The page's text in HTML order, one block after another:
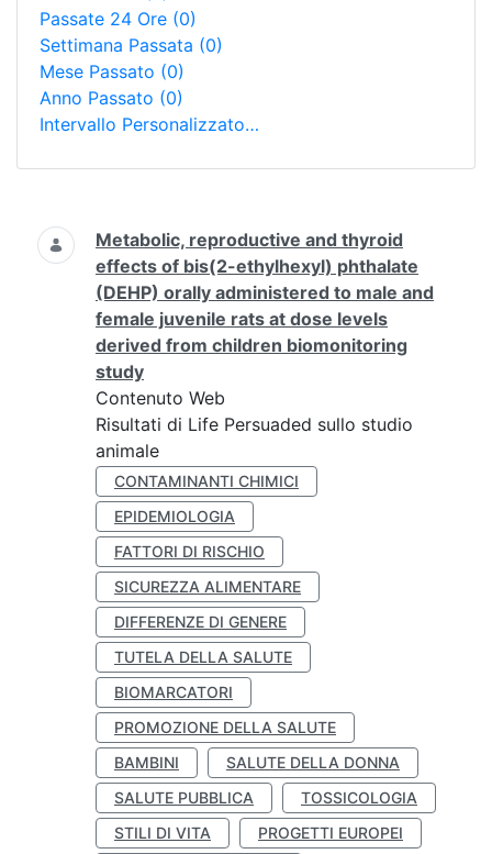
Passate 24 Ore (0)
Settimana Passata (0)
Mese Passato (0)
Anno Passato (0)
Intervallo Personalizzato…
Ricerca
Metabolic, reproductive and thyroid
effects of bis(2-ethylhexyl) phthalate
(DEHP) orally administered to male and
female juvenile rats at dose levels
derived from children biomonitoring
study
Contenuto Web
Risultati di Life Persuaded sullo studio
animale
CONTAMINANTI CHIMICI
EPIDEMIOLOGIA
FATTORI DI RISCHIO
SICUREZZA ALIMENTARE
DIFFERENZE DI GENERE
TUTELA DELLA SALUTE
BIOMARCATORI
PROMOZIONE DELLA SALUTE
BAMBINI
SALUTE DELLA DONNA
SALUTE PUBBLICA
TOSSICOLOGIA
STILI DI VITA
PROGETTI EUROPEI